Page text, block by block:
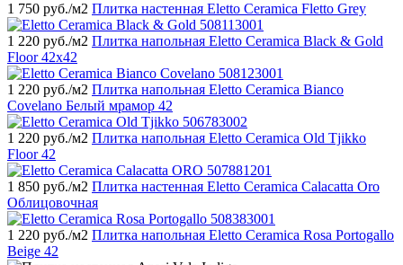
1 750 руб./м2 Плитка настенная Eletto Ceramica Fletto Grey
1 220 руб./м2 Плитка напольная Eletto Ceramica Black & Gold
Floor 42x42
1 220 руб./м2 Плитка напольная Eletto Ceramica Bianco
Covelano Белый мрамор 42
1 220 руб./м2 Плитка напольная Eletto Ceramica Old Tjikko
Floor 42
1 850 руб./м2 Плитка настенная Eletto Ceramica Calacatta Oro
Облицовочная
1 220 руб./м2 Плитка напольная Eletto Ceramica Rosa Portogallo
Beige 42